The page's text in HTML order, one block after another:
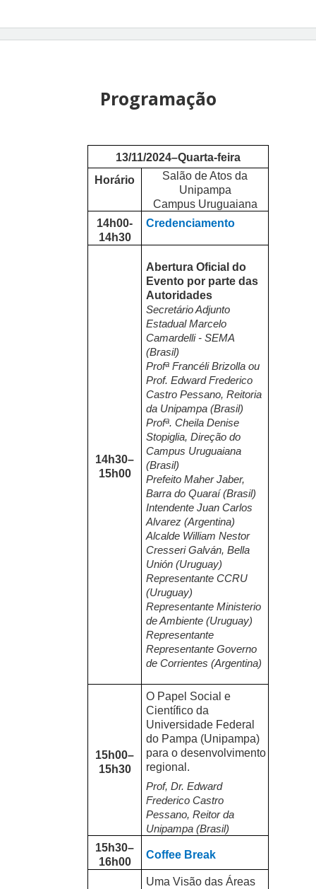
Programação
13/11/2024–Quarta-feira
Horário
Salão de Atos da
Unipampa
Campus Uruguaiana
14h00-
14h30
Credenciamento
14h30–
15h00
Abertura Oficial do
Evento por parte das
Autoridades
Secretário Adjunto
Estadual Marcelo
Camardelli - SEMA
(Brasil)
Profª Francéli Brizolla ou
Prof. Edward Frederico
Castro Pessano, Reitoria
da Unipampa (Brasil)
Profª. Cheila Denise
Stopiglia, Direção do
Campus Uruguaiana
(Brasil)
Prefeito Maher Jaber,
Barra do Quaraí (Brasil)
Intendente Juan Carlos
Alvarez (Argentina)
Alcalde William Nestor
Cresseri Galván, Bella
Unión (Uruguay)
Representante CCRU
(Uruguay)
Representante Ministerio
de Ambiente (Uruguay)
Representante
Representante Governo
de Corrientes (Argentina)
15h00–
15h30
O Papel Social e
Científico da
Universidade Federal
do Pampa (Unipampa)
para o desenvolvimento
regional.
Prof, Dr. Edward
Frederico Castro
Pessano, Reitor da
Unipampa (Brasil)
15h30–
16h00
Coffee Break
Uma Visão das Áreas